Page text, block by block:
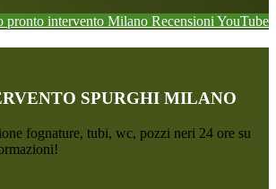
pronto intervento Milano Recensioni YouTube
SPURGHI MILANO
fognature, tubi, wc, pozzi neri 24 ore su